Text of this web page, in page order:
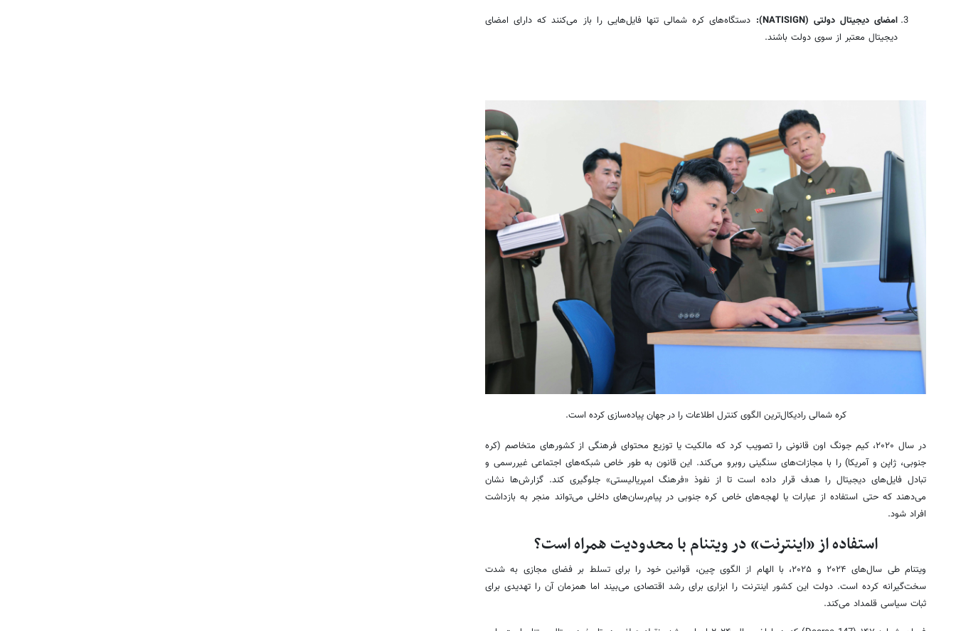
امضای دیجیتال دولتی (NATISIGN):
دستگاه‌های کره شمالی تنها فایل‌هایی را باز می‌کنند که دارای امضای
دیجیتال معتبر از سوی دولت باشند.
کره شمالی رادیکال‌ترین الگوی کنترل اطلاعات را در جهان پیاده‌سازی کرده است.
در سال ۲۰۲۰، کیم جونگ اون قانونی را تصویب کرد که مالکیت یا توزیع محتوای فرهنگی از کشورهای متخاصم (کره
جنوبی، ژاپن و آمریکا) را با مجازات‌های سنگینی روبرو می‌کند. این قانون به طور خاص شبکه‌های اجتماعی غیررسمی و
تبادل فایل‌های دیجیتال را هدف قرار داده است تا از نفوذ «فرهنگ امپریالیستی» جلوگیری کند. گزارش‌ها نشان
می‌دهند که حتی استفاده از عبارات یا لهجه‌های خاص کره جنوبی در پیام‌رسان‌های داخلی می‌تواند منجر به بازداشت
افراد شود.
استفاده از «اینترنت» در ویتنام با محدودیت همراه است؟
ویتنام طی سال‌های ۲۰۲۴ و ۲۰۲۵، با الهام از الگوی چین، قوانین خود را برای تسلط بر فضای مجازی به شدت
سخت‌گیرانه کرده است. دولت این کشور اینترنت را ابزاری برای رشد اقتصادی می‌بیند اما همزمان آن را تهدیدی برای
ثبات سیاسی قلمداد می‌کند.